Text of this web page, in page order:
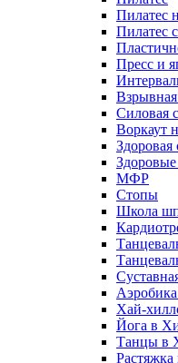
Пилатес
Пилатес
Пресс и
Взрывная
Силовая
Воркаут
Здоровая
МФР
Стопы
Школа
Хай-
Йога в
Танцы в